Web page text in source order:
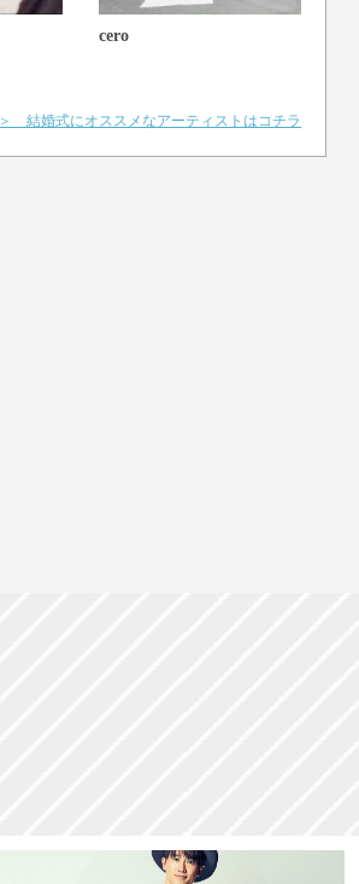
cero
＞ 結婚式にオススメなアーティストはコチラ